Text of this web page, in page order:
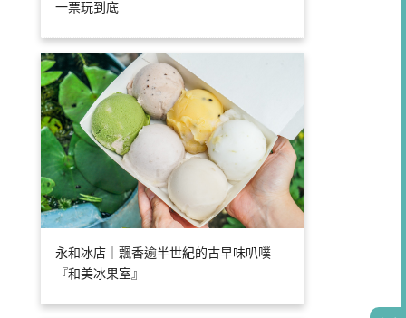
一票玩到底
永和冰店｜飄香逾半世紀的古早味叭噗
『和美冰果室』